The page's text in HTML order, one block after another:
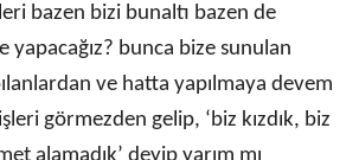
bazen bizi bunaltı bazen de
yapacağız? bunca bize sunulan
ve hatta yapılmaya devem
görmezden gelip, ‘biz kızdık, biz